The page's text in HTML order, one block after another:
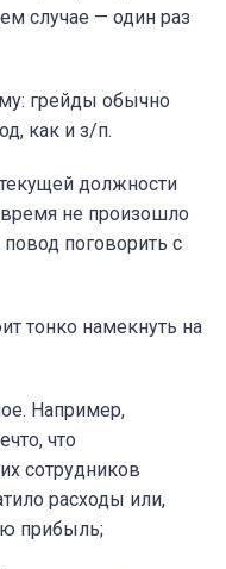
случае — один раз
грейды обычно
как и з/п.
должности
время не произошло
поговорить с
тонко намекнуть на
Например,
что
сотрудников
расходы или,
прибыль;